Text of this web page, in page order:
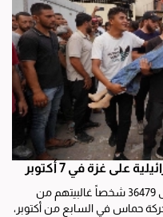
ارتفعت حصيلة الشهداء في قطاع غزة إلى 36479 شخصاً غالبيتهم من
حماس في السابع من أكتوبر،